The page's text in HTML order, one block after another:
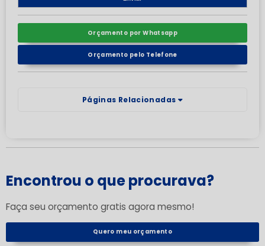
Orçamento por Whatsapp
Orçamento pelo Telefone
Páginas Relacionadas
Encontrou o que procurava?
Faça seu orçamento gratis agora mesmo!
Quero meu orçamento